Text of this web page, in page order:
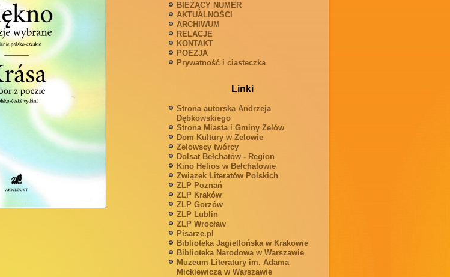
BIEŻĄCY NUMER
AKTUALNOŚCI
ARCHIWUM
RELACJE
KONTAKT
POEZJA
Prywatność i ciasteczka
Linki
Strona autorska Andrzeja
Dębkowskiego
Strona Miasta i Gminy Zelów
Dom Kultury w Zelowie
Zelowscy twórcy
Dolsat Bełchatów - Region
Kino Helios w Bełchatowie
Związek Literatów Polskich
ZLP Poznań
ZLP Kraków
ZLP Gorzów
ZLP Lublin
ZLP Wrocław
Pisarze.pl
Biblioteka Jagiellońska w Krakowie
Biblioteka Narodowa w Warszawie
Muzeum Literatury im. Adama
Mickiewicza w Warszawie